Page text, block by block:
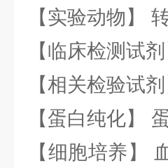
【实验动物】
【临床检测试
【相关检验试
【蛋白纯化】
【细胞培养】